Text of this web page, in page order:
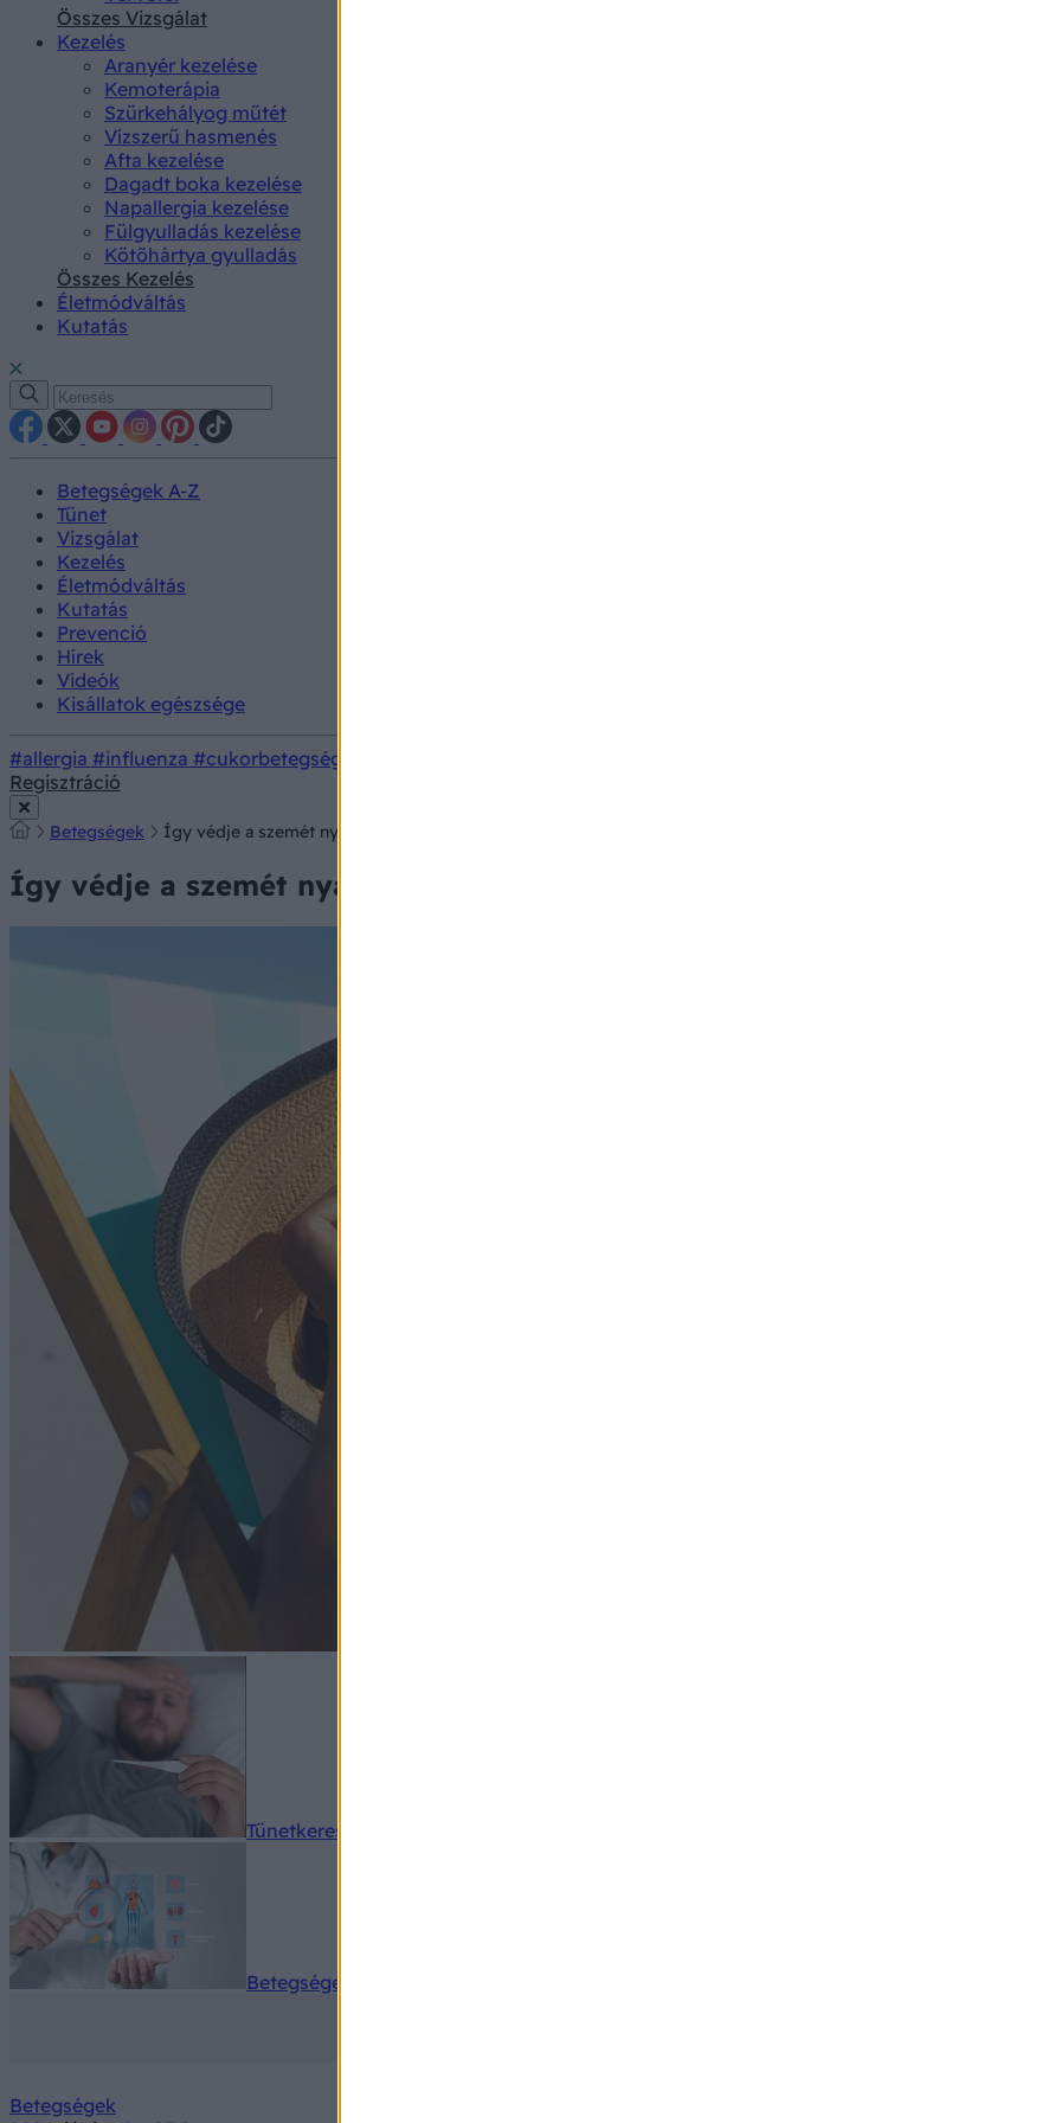
Összes Vizsgálat
Kezelés
Aranyér kezelése
Kemoterápia
Szürkehályog műtét
Vízszerű hasmenés
Afta kezelése
Dagadt boka kezelése
Napallergia kezelése
Fülgyulladás kezelése
Kötőhártya gyulladás
Összes Kezelés
Életmódváltás
Kutatás
Betegségek A-Z
Tünet
Vizsgálat
Kezelés
Életmódváltás
Kutatás
Prevenció
Hírek
Videók
Kisállatok egészsége
#allergia #influenza #cukorbetegség
Regisztráció
Betegségek Így védje a szemét nyáron, hogy később ne legyen baj!
Így védje a szemét nyáron, hogy később ne legyen baj!
Tünetkereső
Betegségek A-Z
Betegségek